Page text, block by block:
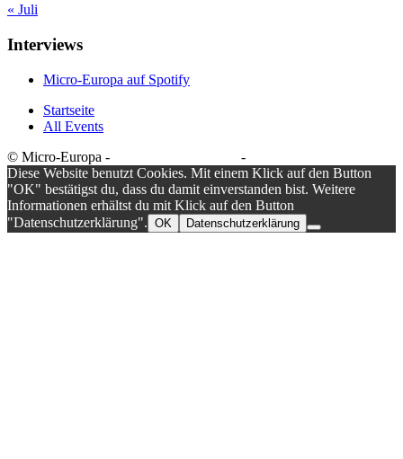
« Juli
Interviews
Micro-Europa auf Spotify
Startseite
All Events
© Micro-Europa -
-
Diese Website benutzt Cookies. Mit einem Klick auf den Button
"OK" bestätigst du, dass du damit einverstanden bist. Weitere
Informationen erhältst du mit Klick auf den Button
"Datenschutzerklärung". OK Datenschutzerklärung